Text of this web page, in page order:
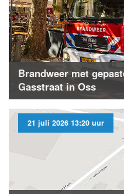
Brandweer met
Gasstraat in Oss
21 juli 2026 13:20 uur